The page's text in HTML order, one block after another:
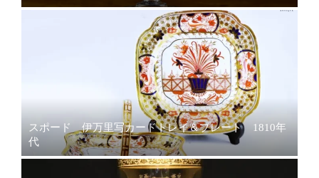
スポード 伊万里写カードトレイ＆プレート 1810年
代